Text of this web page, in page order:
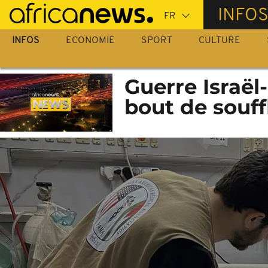
Passer
au
contenu
INFOS
INFOS ECONOMIE SPORT CULTURE
Guerre
bout de